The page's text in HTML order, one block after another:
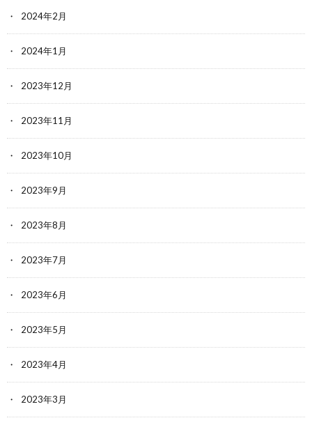
2024年2月
2024年1月
2023年12月
2023年11月
2023年10月
2023年9月
2023年8月
2023年7月
2023年6月
2023年5月
2023年4月
2023年3月